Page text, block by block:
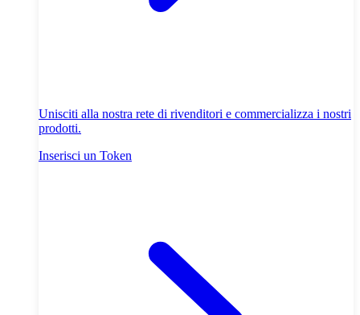
Unisciti alla nostra rete di rivenditori e commercializza i nostri
prodotti.
Inserisci un Token